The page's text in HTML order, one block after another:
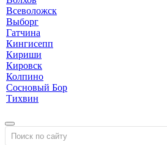
Всеволожск
Выборг
Гатчина
Кингисепп
Кириши
Кировск
Колпино
Сосновый Бор
Тихвин